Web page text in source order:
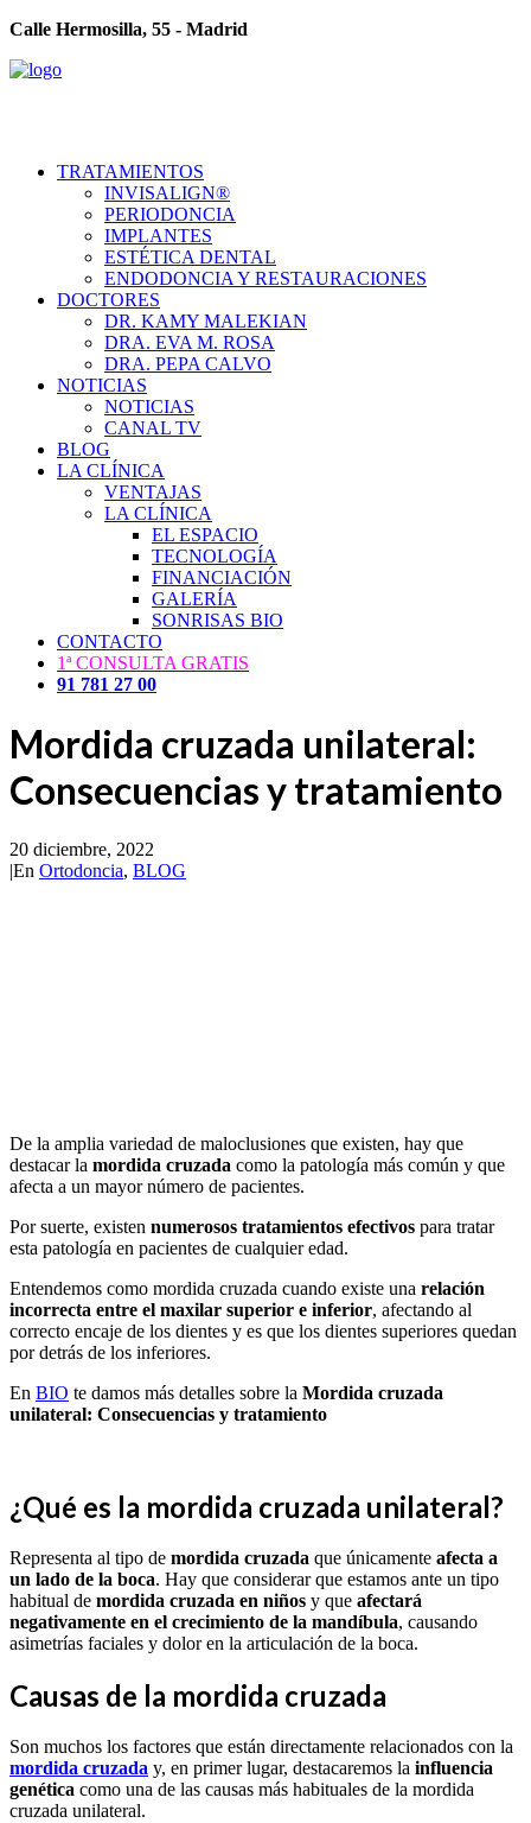
Calle Hermosilla, 55 - Madrid
TRATAMIENTOS
INVISALIGN®
PERIODONCIA
IMPLANTES
ESTÉTICA DENTAL
ENDODONCIA Y RESTAURACIONES
DOCTORES
DR. KAMY MALEKIAN
DRA. EVA M. ROSA
DRA. PEPA CALVO
NOTICIAS
NOTICIAS
CANAL TV
BLOG
LA CLÍNICA
VENTAJAS
LA CLÍNICA
EL ESPACIO
TECNOLOGÍA
FINANCIACIÓN
GALERÍA
SONRISAS BIO
CONTACTO
1ª CONSULTA GRATIS
91 781 27 00
Mordida cruzada unilateral:
Consecuencias y tratamiento
20 diciembre, 2022
|En Ortodoncia, BLOG
De la amplia variedad de maloclusiones que existen, hay que
destacar la mordida cruzada como la patología más común y que
afecta a un mayor número de pacientes.
Por suerte, existen numerosos tratamientos efectivos para tratar
esta patología en pacientes de cualquier edad.
Entendemos como mordida cruzada cuando existe una relación
incorrecta entre el maxilar superior e inferior, afectando al
correcto encaje de los dientes y es que los dientes superiores quedan
por detrás de los inferiores.
En BIO te damos más detalles sobre la Mordida cruzada
unilateral: Consecuencias y tratamiento
¿Qué es la mordida cruzada unilateral?
Representa al tipo de mordida cruzada que únicamente afecta a
un lado de la boca. Hay que considerar que estamos ante un tipo
habitual de mordida cruzada en niños y que afectará
negativamente en el crecimiento de la mandíbula, causando
asimetrías faciales y dolor en la articulación de la boca.
Causas de la mordida cruzada
Son muchos los factores que están directamente relacionados con la
mordida cruzada y, en primer lugar, destacaremos la influencia
genética como una de las causas más habituales de la mordida
cruzada unilateral.